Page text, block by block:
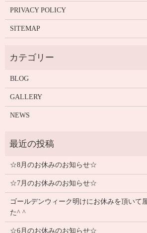
PRIVACY POLICY
SITEMAP
BLOG
GALLERY
NEWS
☆8月のお休みのお知らせ☆
☆7月のお休みのお知らせ☆
ゴールデンウィーク明けにお休みを頂いて
た^ ^
☆6月のお休みのお知らせ☆